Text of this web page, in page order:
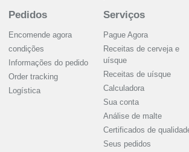
Pedidos
Encomende agora
condições
Informações do pedido
Order tracking
Logística
Serviços
Pague Agora
Receitas de cerveja e
uísque
Receitas de uísque
Calculadora
Sua conta
Análise de malte
Certificados de
Seus pedidos